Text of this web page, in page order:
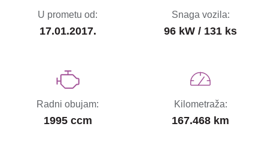
U prometu od:
17.01.2017.
Snaga vozila:
96 kW / 131 ks
Radni obujam:
1995 ccm
Kilometraža:
167.468 km